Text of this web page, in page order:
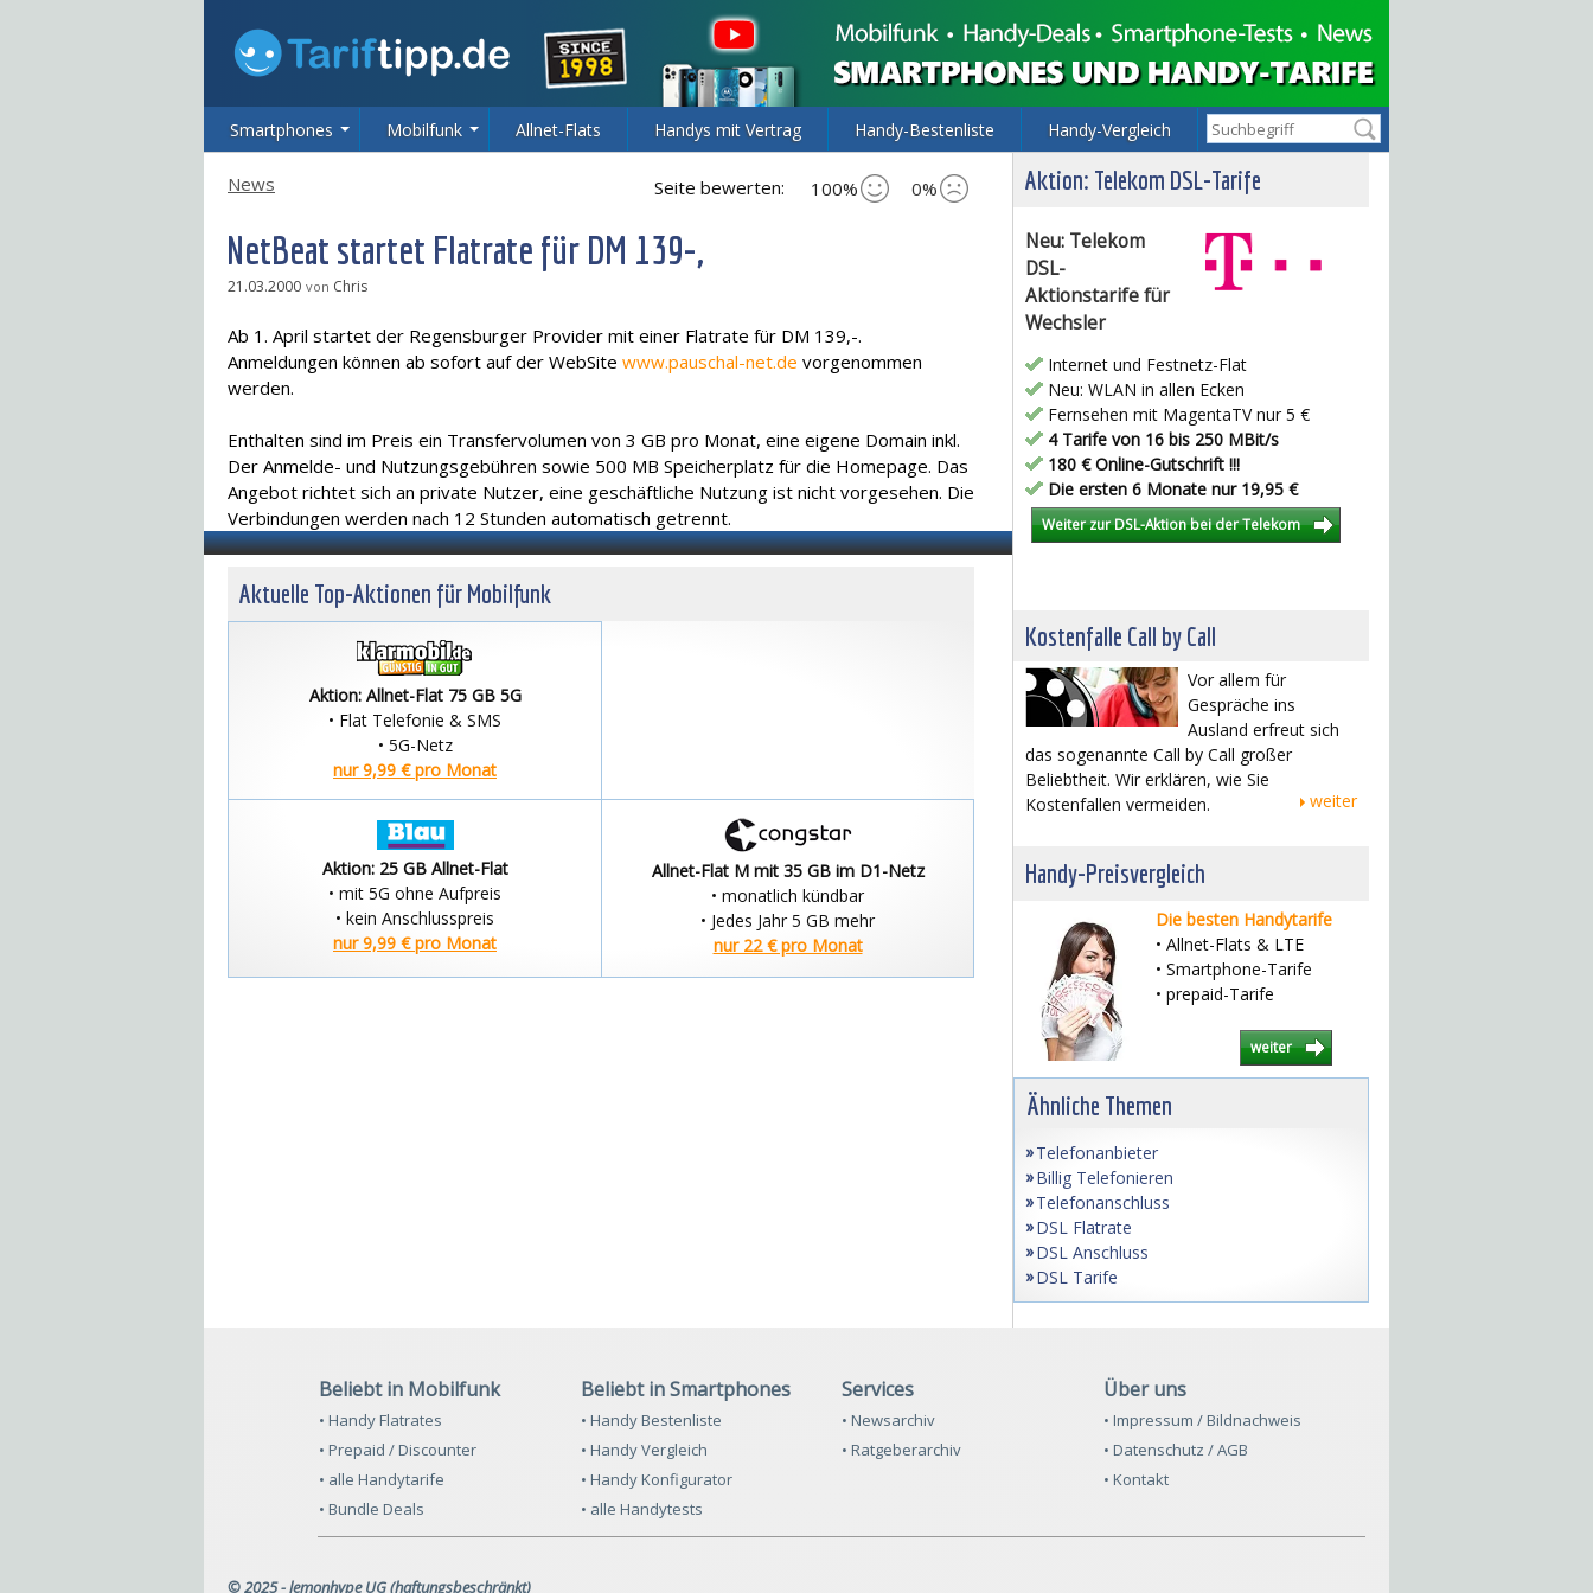
Smartphones Mobilfunk Allnet-Flats Handys mit Vertrag Handy-Bestenliste Handy-Vergleich
Seite bewerten: 100% 0%
News
NetBeat startet Flatrate für DM 139-,
21.03.2000 von Chris
Ab 1. April startet der Regensburger Provider mit einer Flatrate für DM 139,-.
Anmeldungen können ab sofort auf der WebSite www.pauschal-net.de vorgenommen
werden.
Enthalten sind im Preis ein Transfervolumen von 3 GB pro Monat, eine eigene Domain inkl.
Der Anmelde- und Nutzungsgebühren sowie 500 MB Speicherplatz für die Homepage. Das
Angebot richtet sich an private Nutzer, eine geschäftliche Nutzung ist nicht vorgesehen. Die
Verbindungen werden nach 12 Stunden automatisch getrennt.
Aktuelle Top-Aktionen für Mobilfunk
Aktion: Allnet-Flat 75 GB 5G
• Flat Telefonie & SMS
• 5G-Netz
nur 9,99 € pro Monat
Aktion: 25 GB Allnet-Flat
• mit 5G ohne Aufpreis
• kein Anschlusspreis
nur 9,99 € pro Monat
Allnet-Flat M mit 35 GB im D1-Netz
• monatlich kündbar
• Jedes Jahr 5 GB mehr
nur 22 € pro Monat
Aktion: Telekom DSL-Tarife
Neu: Telekom
DSL-
Aktionstarife für
Wechsler
Internet und Festnetz-Flat
Neu: WLAN in allen Ecken
Fernsehen mit MagentaTV nur 5 €
4 Tarife von 16 bis 250 MBit/s
180 € Online-Gutschrift !!!
Die ersten 6 Monate nur 19,95 €
Weiter zur DSL-Aktion bei der Telekom
Kostenfalle Call by Call
Vor allem für
Gespräche ins
Ausland erfreut sich
das sogenannte Call by Call großer
Beliebtheit. Wir erklären, wie Sie
Kostenfallen vermeiden.
weiter
Handy-Preisvergleich
Die besten Handytarife
• Allnet-Flats & LTE
• Smartphone-Tarife
• prepaid-Tarife
weiter
Ähnliche Themen
Telefonanbieter
Billig Telefonieren
Telefonanschluss
DSL Flatrate
DSL Anschluss
DSL Tarife
Beliebt in Mobilfunk
• Handy Flatrates
• Prepaid / Discounter
• alle Handytarife
• Bundle Deals
Beliebt in Smartphones
• Handy Bestenliste
• Handy Vergleich
• Handy Konfigurator
• alle Handytests
Services
• Newsarchiv
• Ratgeberarchiv
Über uns
• Impressum / Bildnachweis
• Datenschutz / AGB
• Kontakt
© 2025 - lemonhype UG (haftungsbeschränkt)